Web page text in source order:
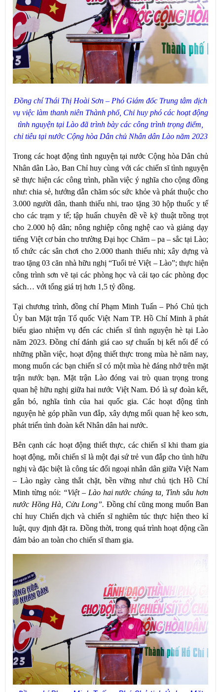
Đồng chíThái Thị Hoài Sơn – Phó Giám đốc Trung tâm dịch
vụ việc làm thanh niên Thành phố, Chỉ huy phó các hoạt động
tình nguyện tại Lào đã trình bày các công trình trọng điểm,
chỉ tiêu tại nước Cộng hòa Dân chủ Nhân dân Lào năm 2023
Trong các hoạt động tình nguyện tại nước Cộng hòa Dân chủ
Nhân dân Lào, Ban Chỉ huy cùng với các chiến sĩ tình nguyện
sẽ thực hiện các công trình, phần việc ý nghĩa cho cộng đồng
như: chia sẻ, hướng dẫn chăm sóc sức khỏe và phát thuộc cho
3.000 người dân, thanh thiếu nhi, trao tặng 30 hộp thuốc y tế
cho các trạm y tế; tập huấn chuyên đề về kỹ thuật trồng trọt
cho 2.000 hộ dân; nông nghiệp công nghệ cao và giảng dạy
tiếng Việt cơ bản cho trường Đại học Chăm – pa – sắc tại Lào;
tổ chức các sân chơi cho 2.000 thanh thiếu nhi; xây dựng và
trao tặng 03 căn nhà hữu nghị “Tuổi trẻ Việt – Lào”; thực hiện
công trình sơn vẽ tại các phòng học và cải tạo các phòng đọc
sách… với tổng giá trị hơn 1,5 tỷ đồng.
Tại chương trình, đồng chí Phạm Minh Tuấn – Phó Chủ tịch
Ủy ban Mặt trận Tổ quốc Việt Nam TP. Hồ Chí Minh ã phát
biểu giao nhiệm vụ đến các chiến sĩ tình nguyện hè tại Lào
năm 2023. Đồng chí đánh giá cao sự chuẩn bị kết nối để có
những phần việc, hoạt động thiết thực trong mùa hè năm nay,
mong muốn các bạn chiến sĩ có một mùa hè đáng nhớ trên mặt
trận nước bạn. Mặt trận Lào đóng vai trò quan trọng trong
quan hệ hữu nghị giữa hai nước Việt Nam. Đó là sự đoàn kết,
gắn bó, nghĩa tình của hai quốc gia. Các hoạt động tình
nguyện hè góp phần vun đắp, xây dựng mối quan hệ keo sơn,
phát triển tình đoàn kết Nhân dân hai nước.
Bên cạnh các hoạt động thiết thực, các chiến sĩ khi tham gia
hoạt động, mỗi chiến sĩ là một đại sứ trẻ vun đắp cho tình hữu
nghị và đặc biệt là công tác đối ngoại nhân dân giữa Việt Nam
– Lào ngày càng thắt chặt, bền vững như chủ tịch Hồ Chí
Minh từng nói: “Việt – Lào hai nước chúng ta, Tình sâu hơn
nước Hồng Hà, Cửu Long”. Đồng chí cũng mong muốn Ban
chỉ huy Chiến dịch và chiến sĩ nghiêm túc thực hiện theo kỉ
luật, quy định đặt ra. Đồng thời, trong quá trình hoạt động cần
đảm bảo an toàn cho chiến sĩ tham gia.